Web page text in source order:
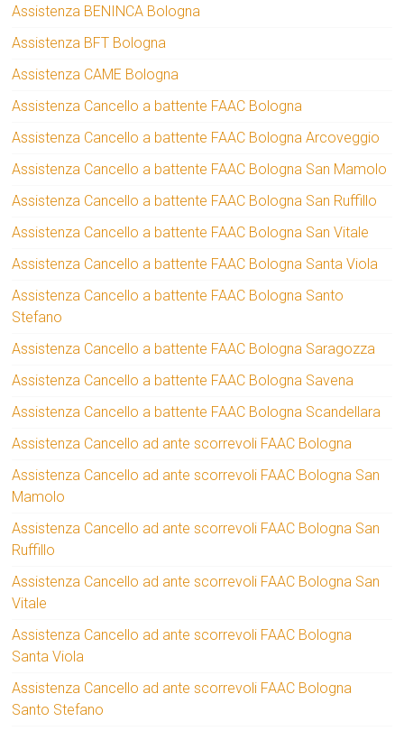
Assistenza BENINCA Bologna
Assistenza BFT Bologna
Assistenza CAME Bologna
Assistenza Cancello a battente FAAC Bologna
Assistenza Cancello a battente FAAC Bologna Arcoveggio
Assistenza Cancello a battente FAAC Bologna San Mamolo
Assistenza Cancello a battente FAAC Bologna San Ruffillo
Assistenza Cancello a battente FAAC Bologna San Vitale
Assistenza Cancello a battente FAAC Bologna Santa Viola
Assistenza Cancello a battente FAAC Bologna Santo
Stefano
Assistenza Cancello a battente FAAC Bologna Saragozza
Assistenza Cancello a battente FAAC Bologna Savena
Assistenza Cancello a battente FAAC Bologna Scandellara
Assistenza Cancello ad ante scorrevoli FAAC Bologna
Assistenza Cancello ad ante scorrevoli FAAC Bologna San
Mamolo
Assistenza Cancello ad ante scorrevoli FAAC Bologna San
Ruffillo
Assistenza Cancello ad ante scorrevoli FAAC Bologna San
Vitale
Assistenza Cancello ad ante scorrevoli FAAC Bologna
Santa Viola
Assistenza Cancello ad ante scorrevoli FAAC Bologna
Santo Stefano